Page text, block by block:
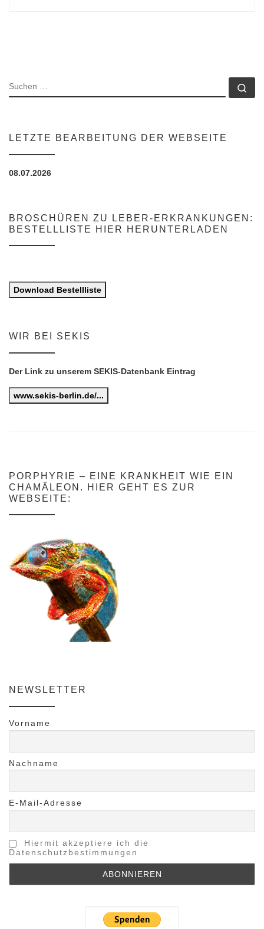
SUCHE
LETZTE BEARBEITUNG DER WEBSEITE
08.07.2026
BROSCHÜREN ZU LEBER-ERKRANKUNGEN:
BESTELLLISTE HIER HERUNTERLADEN
Download Bestellliste
WIR BEI SEKIS
Der Link zu unserem SEKIS-Datenbank Eintrag
www.sekis-berlin.de/...
PORPHYRIE – EINE KRANKHEIT WIE EIN
CHAMÄLEON. HIER GEHT ES ZUR
WEBSEITE:
NEWSLETTER
Vorname
Nachname
E-Mail-Adresse
Hiermit akzeptiere ich die
Datenschutzbestimmungen